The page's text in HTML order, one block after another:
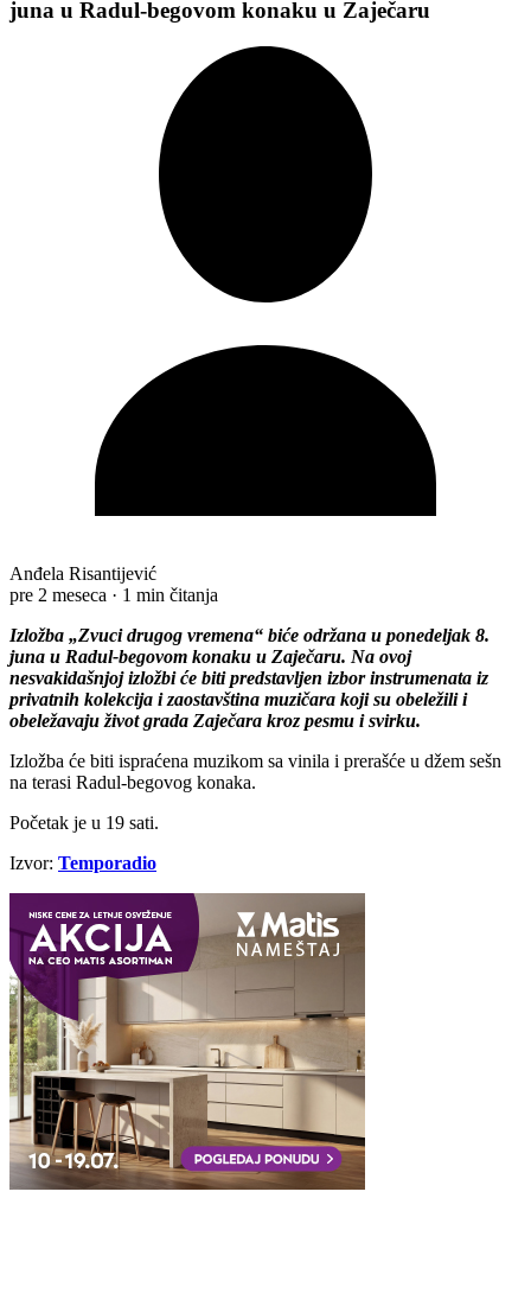
juna u Radul-begovom konaku u Zaječaru
Anđela Risantijević
pre 2 meseca · 1 min čitanja
Izložba „Zvuci drugog vremena“ biće održana u ponedeljak 8.
juna u Radul-begovom konaku u Zaječaru. Na ovoj
nesvakidašnjoj izložbi će biti predstavljen izbor instrumenata iz
privatnih kolekcija i zaostavština muzičara koji su obeležili i
obeležavaju život grada Zaječara kroz pesmu i svirku.
Izložba će biti ispraćena muzikom sa vinila i prerašće u džem sešn
na terasi Radul-begovog konaka.
Početak je u 19 sati.
Izvor: Temporadio